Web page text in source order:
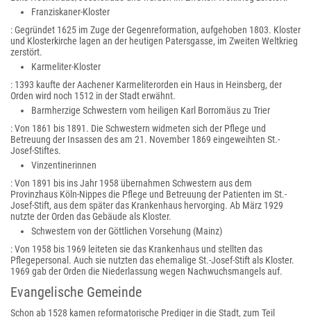
Franziskaner-Kloster
: Gegründet 1625 im Zuge der Gegenreformation, aufgehoben 1803. Kloster
und Klosterkirche lagen an der heutigen Patersgasse, im Zweiten Weltkrieg
zerstört.
Karmeliter-Kloster
: 1393 kaufte der Aachener Karmeliterorden ein Haus in Heinsberg, der
Orden wird noch 1512 in der Stadt erwähnt.
Barmherzige Schwestern vom heiligen Karl Borromäus zu Trier
: Von 1861 bis 1891. Die Schwestern widmeten sich der Pflege und
Betreuung der Insassen des am 21. November 1869 eingeweihten St.-
Josef-Stiftes.
Vinzentinerinnen
: Von 1891 bis ins Jahr 1958 übernahmen Schwestern aus dem
Provinzhaus Köln-Nippes die Pflege und Betreuung der Patienten im St.-
Josef-Stift, aus dem später das Krankenhaus hervorging. Ab März 1929
nutzte der Orden das Gebäude als Kloster.
Schwestern von der Göttlichen Vorsehung (Mainz)
: Von 1958 bis 1969 leiteten sie das Krankenhaus und stellten das
Pflegepersonal. Auch sie nutzten das ehemalige St.-Josef-Stift als Kloster.
1969 gab der Orden die Niederlassung wegen Nachwuchsmangels auf.
Evangelische Gemeinde
Schon ab 1528 kamen reformatorische Prediger in die Stadt, zum Teil